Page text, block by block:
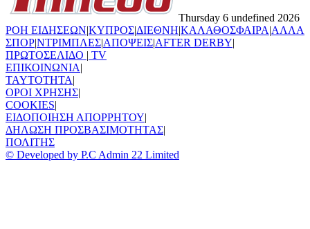
Thursday 6 undefined 2026
ΡΟΗ ΕΙΔΗΣΕΩΝ|ΚΥΠΡΟΣ|ΔΙΕΘΝΗ|ΚΑΛΑΘΟΣΦΑΙΡΑ|ΑΛΛΑ
ΣΠΟΡ|ΝΤΡΙΜΠΛΕΣ|ΑΠΟΨΕΙΣ|AFTER DERBY|
ΠΡΩΤΟΣΕΛΙΔΟ | TV
ΕΠΙΚΟΙΝΩΝΙΑ|
TAYTOTHTA|
ΟΡΟΙ ΧΡΗΣΗΣ|
COOKIES|
ΕΙΔΟΠΟΙΗΣΗ ΑΠΟΡΡΗΤΟΥ|
ΔΗΛΩΣΗ ΠΡΟΣΒΑΣΙΜΟΤΗΤΑΣ|
ΠΟΛΙΤΗΣ
© Developed by P.C Admin 22 Limited